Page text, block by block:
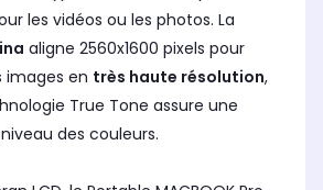
les vidéos ou les photos. La
aligne 2560x1600 pixels pour
images en très haute résolution,
True Tone assure une
des couleurs.